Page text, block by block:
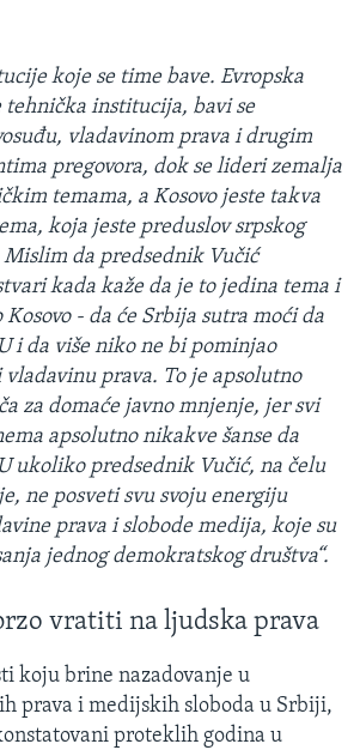
koje se time bave. Evropska
tehnička institucija, bavi se
vladavinom prava i drugim
pregovora, dok se lideri zemalja
temama, a Kosovo jeste takva
koja jeste preduslov srpskog
da predsednik Vučić
kada kaže da je to jedina tema i
- da će Srbija sutra moći da
i da više niko ne bi pominjao
prava. To je apsolutno
za domaće javno mnjenje, jer svi
apsolutno nikakve šanse da
ukoliko predsednik Vučić, na čelu
ne posveti svu svoju energiju
prava i slobode medija, koje su
jednog demokratskog društva“.
vratiti na ljudska prava
koju brine nazadovanje u
prava i medijskih sloboda u Srbiji,
proteklih godina u